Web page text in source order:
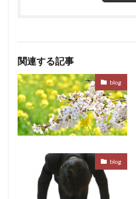
関連する記事
blog
blog